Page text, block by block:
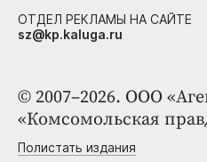
© 2007–2026. ООО
«Комсомольская
Полистать издания
ОТДЕЛ РЕКЛАМЫ НА САЙТЕ
sz@kp.kaluga.ru